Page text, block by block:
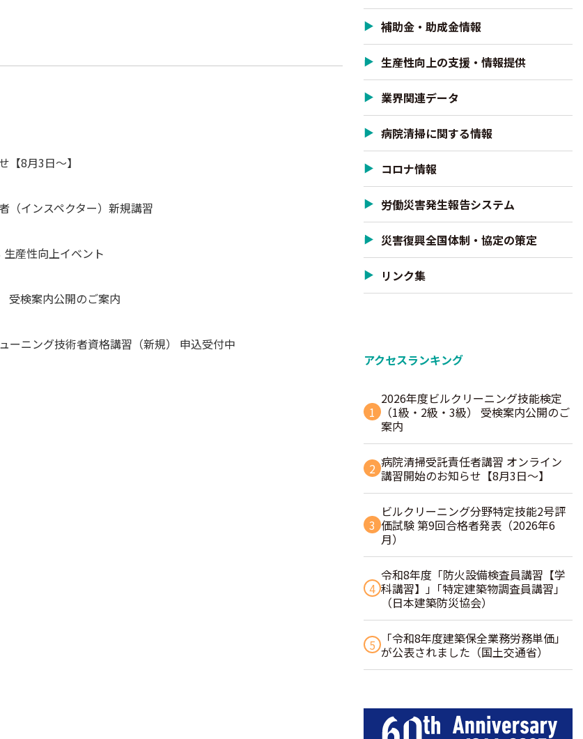
【8月3日～】
（インスペクター）新規講習
産性向上イベント
受検案内公開のご案内
ーニング技術者資格講習（新規） 申込受付中
補助金・助成金情報
生産性向上の支援・情報提供
業界関連データ
病院清掃に関する情報
コロナ情報
労働災害発生報告システム
災害復興全国体制・協定の策定
リンク集
アクセスランキング
1
2026年度ビルクリーニング技能検定
（1級・2級・3級） 受検案内公開のご
案内
2 病院清掃受託責任者講習 オンライン
講習開始のお知らせ【8月3日～】
3
ビルクリーニング分野特定技能2号評
価試験 第9回合格者発表（2026年6
月）
4
令和8年度「防火設備検査員講習【学
科講習】」｢特定建築物調査員講習｣
（日本建築防災協会）
5
「令和8年度建築保全業務労務単価」
が公表されました（国土交通省）